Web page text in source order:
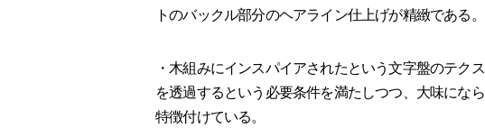
トのバックル部分のヘアライン仕上げが精緻である。
・木組みにインスパイアされたという文字盤のテク
を透過するという必要条件を満たしつつ、大味にな
特徴付けている。